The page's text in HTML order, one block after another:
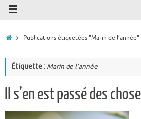
AccueilPublications étiquetées "Marin de l’année"
Étiquette : Marin de l’année
Il s’en est passé des